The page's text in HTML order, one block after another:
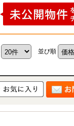
並び順